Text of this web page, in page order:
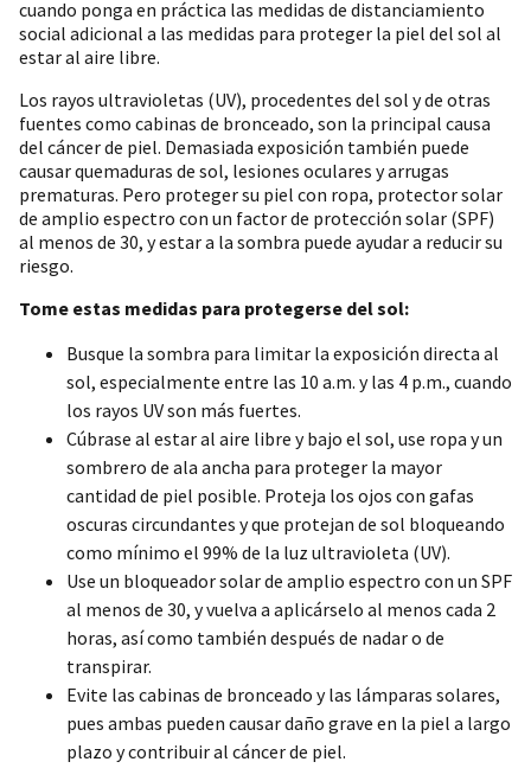
cuando ponga en práctica las medidas de distanciamiento
social adicional a las medidas para proteger la piel del sol al
estar al aire libre.
Los rayos ultravioletas (UV), procedentes del sol y de otras
fuentes como cabinas de bronceado, son la principal causa
del cáncer de piel. Demasiada exposición también puede
causar quemaduras de sol, lesiones oculares y arrugas
prematuras. Pero proteger su piel con ropa, protector solar
de amplio espectro con un factor de protección solar (SPF)
al menos de 30, y estar a la sombra puede ayudar a reducir su
riesgo.
Tome estas medidas para protegerse del sol:
Busque la sombra para limitar la exposición directa al
sol, especialmente entre las 10 a.m. y las 4 p.m., cuando
los rayos UV son más fuertes.
Cúbrase al estar al aire libre y bajo el sol, use ropa y un
sombrero de ala ancha para proteger la mayor
cantidad de piel posible. Proteja los ojos con gafas
oscuras circundantes y que protejan de sol bloqueando
como mínimo el 99% de la luz ultravioleta (UV).
Use un bloqueador solar de amplio espectro con un SPF
al menos de 30, y vuelva a aplicárselo al menos cada 2
horas, así como también después de nadar o de
transpirar.
Evite las cabinas de bronceado y las lámparas solares,
pues ambas pueden causar daño grave en la piel a largo
plazo y contribuir al cáncer de piel.